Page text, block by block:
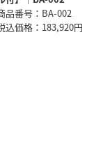
品番号：BA-002
込価格：183,920円